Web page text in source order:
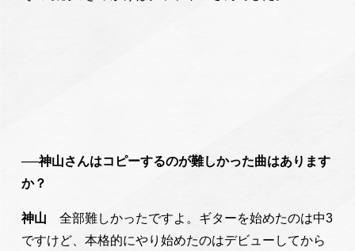
──神山さんはコピーするのが難しかった曲はあります
か？
神山全部難しかったですよ。ギターを始めたのは中3
ですけど、本格的にやり始めたのはデビューしてから